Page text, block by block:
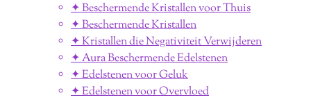
✦ Beschermende Kristallen voor Thuis
✦ Beschermende Kristallen
✦ Kristallen die Negativiteit Verwijderen
✦ Aura Beschermende Edelstenen
✦ Edelstenen voor Geluk
✦ Edelstenen voor Overvloed